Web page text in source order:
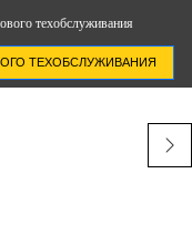
техобслуживания
ТЕХОБСЛУЖИВАНИЯ